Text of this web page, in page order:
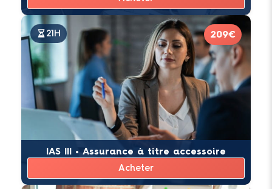
21H 209€
IAS III • Assurance à titre accessoire
Acheter